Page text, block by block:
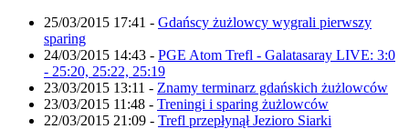
25/03/2015 17:41 - Gdańscy żużlowcy wygrali pierwszy
sparing
24/03/2015 14:43 - PGE Atom Trefl - Galatasaray LIVE: 3:0
- 25:20, 25:22, 25:19
23/03/2015 13:11 - Znamy terminarz gdańskich żużlowców
23/03/2015 11:48 - Treningi i sparing żużlowców
22/03/2015 21:09 - Trefl przepłynął Jezioro Siarki